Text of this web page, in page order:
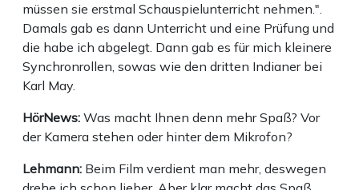
müssen sie erstmal Schauspielunterricht nehmen.".
Damals gab es dann Unterricht und eine Prüfung und
die habe ich abgelegt. Dann gab es für mich kleinere
Synchronrollen, sowas wie den dritten Indianer bei
Karl May.
HörNews: Was macht Ihnen denn mehr Spaß? Vor
der Kamera stehen oder hinter dem Mikrofon?
Lehmann: Beim Film verdient man mehr, deswegen